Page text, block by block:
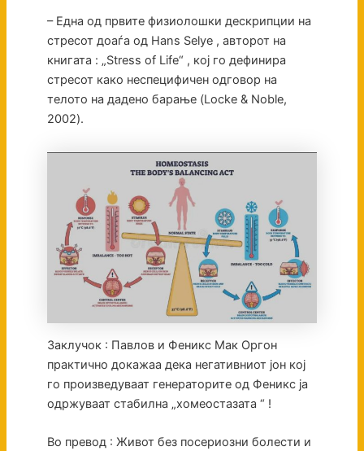
– Една од првите физиолошки дескрипции на
стресот доаѓа од Hans Selye , авторот на
книгата : „Stress of Life“ , кој го дефинира
стресот како неспецифичен одговор на
телото на дадено барање (Locke & Noble,
2002).
Заклучок : Павлов и Феникс Мак Оргон
практично докажаа дека негативниот јон кој
го произведуваат генераторите од Феникс ја
одржуваат стабилна „хомеостазата “ !
Во превод : Живот без посериозни болести и